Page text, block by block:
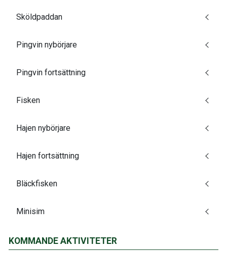
Sköldpaddan
Pingvin nybörjare
Pingvin fortsättning
Fisken
Hajen nybörjare
Hajen fortsättning
Bläckfisken
Minisim
KOMMANDE AKTIVITETER